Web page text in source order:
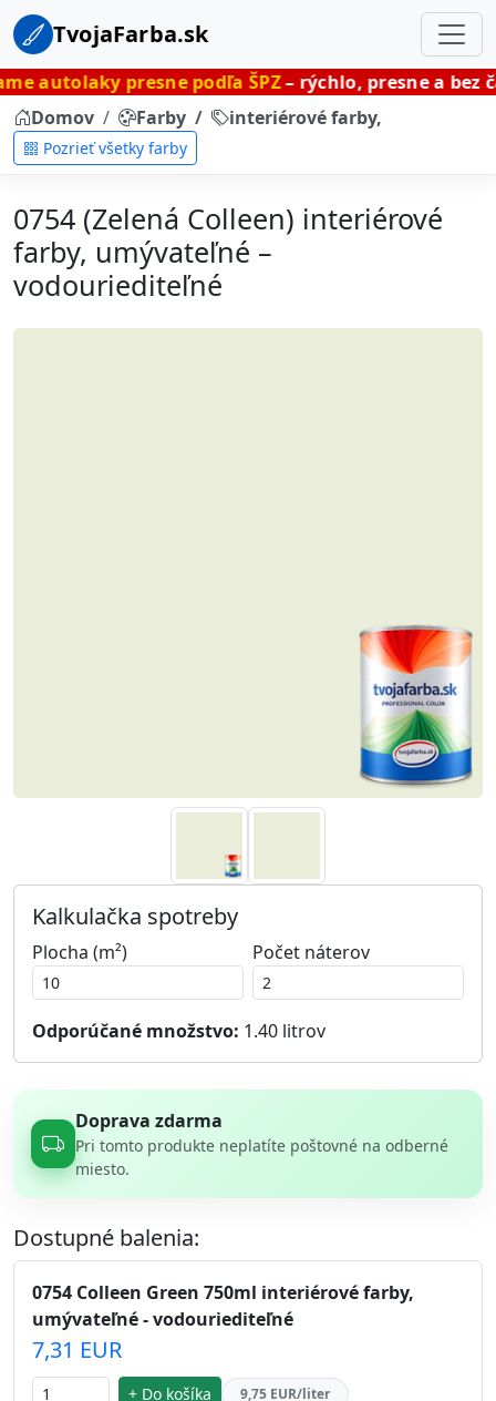
TvojaFarba.sk
presne podľa ŠPZ– rýchlo, presne a bez čakania.
Domov
Farby interiérové farby,
Pozrieť všetky farby
0754 (Zelená Colleen) interiérové
farby, umývateľné –
vodouriediteľné
Kalkulačka spotreby
Plocha (m²) Počet náterov
Odporúčané množstvo: 1.40 litrov
Doprava zdarma
Pri tomto produkte neplatíte poštovné na odberné
miesto.
Dostupné balenia:
0754 Colleen Green 750ml interiérové farby,
umývateľné - vodouriediteľné
7,31 EUR
+ Do košíka 9,75 EUR/liter